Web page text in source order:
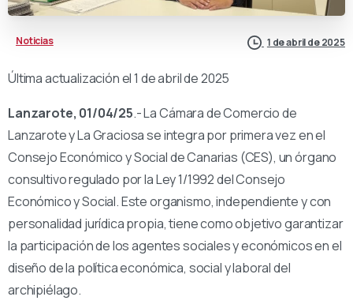
Noticias 1 de abril de 2025
Última actualización el 1 de abril de 2025
Lanzarote, 01/04/25.- La Cámara de Comercio de
Lanzarote y La Graciosa se integra por primera vez en el
Consejo Económico y Social de Canarias (CES), un órgano
consultivo regulado por la Ley 1/1992 del Consejo
Económico y Social. Este organismo, independiente y con
personalidad jurídica propia, tiene como objetivo garantizar
la participación de los agentes sociales y económicos en el
diseño de la política económica, social y laboral del
archipiélago.